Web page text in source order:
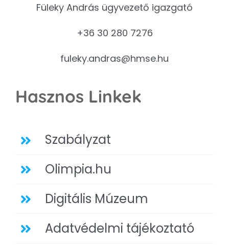
Füleky András ügyvezető igazgató
+36 30 280 7276
fuleky.andras@hmse.hu
Hasznos Linkek
Szabályzat
Olimpia.hu
Digitális Múzeum
Adatvédelmi tájékoztató